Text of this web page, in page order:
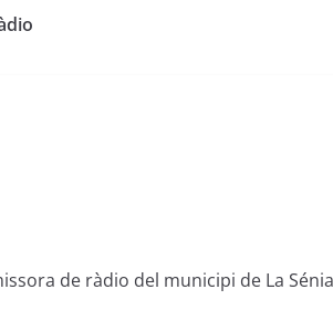
de ràdio del municipi de La